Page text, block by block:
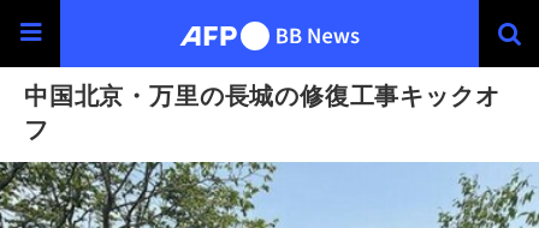
中国北京・万里の長城の修復工事キックオ
フ